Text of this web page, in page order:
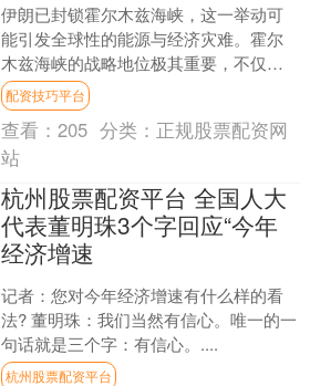
伊朗已封锁霍尔木兹海峡，这一举动可
能引发全球性的能源与经济灾难。霍尔
木兹海峡的战略地位极其重要，不仅是
全球能源的“心脏瓣膜”，还承载着约30%
的海运石油贸易，日....
配资技巧平台
查看：205 分类： 正规股票配资网
站
杭州股票配资平台 全国人大
代表董明珠3个字回应“今年
经济增速
记者：您对今年经济增速有什么样的看
法? 董明珠：我们当然有信心。唯一的一
句话就是三个字：有信心。....
杭州股票配资平台